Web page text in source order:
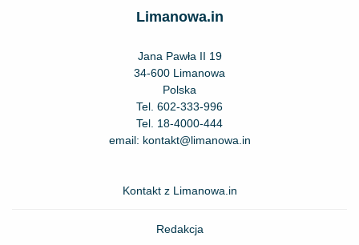
Limanowa.in
Jana Pawła II 19
34-600 Limanowa
Polska
Tel. 602-333-996
Tel. 18-4000-444
email: kontakt@limanowa.in
Kontakt z Limanowa.in
Redakcja